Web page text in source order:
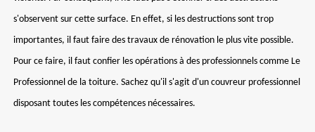
s'observent sur cette surface. En effet, si les destructions sont trop
importantes, il faut faire des travaux de rénovation le plus vite possible.
Pour ce faire, il faut confier les opérations à des professionnels comme Le
Professionnel de la toiture. Sachez qu'il s'agit d'un couvreur professionnel
disposant toutes les compétences nécessaires.